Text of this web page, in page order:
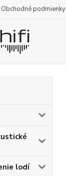
Obchodné podmienky
lodí